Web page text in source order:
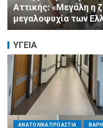
Αλληλεγγύης (Ε.Ο.Α.)
στο Πόρτο Γερμενό
ΥΓΕΙΑ
ΠΟΛΙΤΙΚΗ ΤΡΟΠΟΣ ΖΩΗΣ